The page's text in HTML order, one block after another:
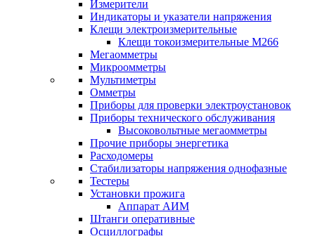
Измерители
Индикаторы и указатели напряжения
Клещи электроизмерительные
Клещи токоизмерительные М266
Мегаомметры
Микроомметры
Мультиметры
Омметры
Приборы для проверки электроустановок
Приборы технического обслуживания
Высоковольтные мегаомметры
Прочие приборы энергетика
Расходомеры
Стабилизаторы напряжения однофазные
Тестеры
Установки прожига
Аппарат АИМ
Штанги оперативные
Осциллографы